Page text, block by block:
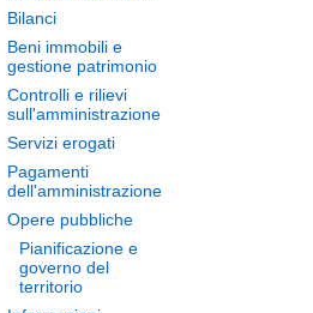
Bilanci
Beni immobili e
gestione patrimonio
Controlli e rilievi
sull'amministrazione
Servizi erogati
Pagamenti
dell'amministrazione
Opere pubbliche
Pianificazione e
governo del
territorio